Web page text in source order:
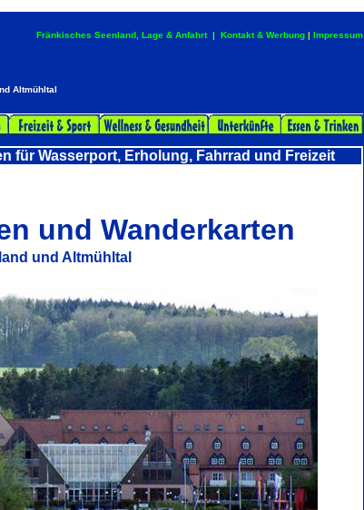
Fränkisches Seenland, Lage & Anfahrt | Kontakt & Werbung | Impressum
Altmühltal
für Wasserport, Erholung, Fahrrad und Freizeit
und Wanderkarten
und Altmühltal